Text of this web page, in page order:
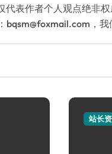
表作者个人观点绝非权
，我
站长